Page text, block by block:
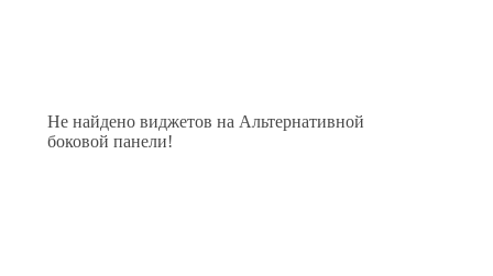
Не найдено виджетов на Альтернативной
боковой панели!